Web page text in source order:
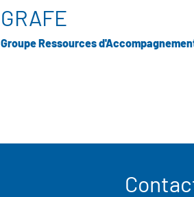
GRAFE
Groupe Ressources